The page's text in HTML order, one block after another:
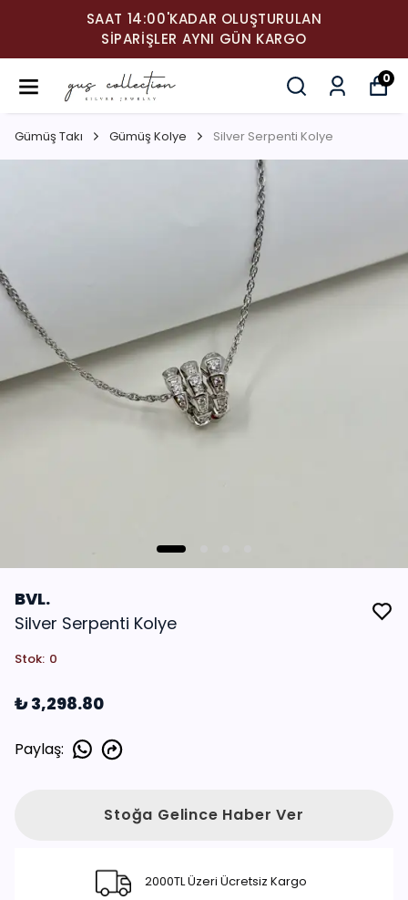
SAAT 14:00'KADAR OLUŞTURULAN
SIPARIŞLER AYNI GÜN KARGO
0
Gümüş Takı Gümüş Kolye Silver Serpenti Kolye
BVL.
Silver Serpenti Kolye
Stok: 0
₺ 3,298.80
Paylaş:
Stoğa Gelince Haber Ver
2000TL Üzeri Ücretsiz Kargo